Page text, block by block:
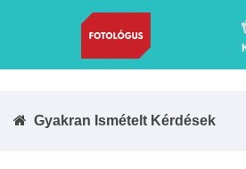
Gyakran Ismételt Kérdések